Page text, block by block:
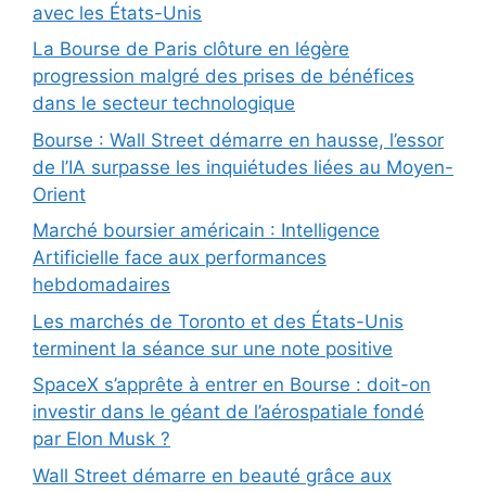
avec les États-Unis
La Bourse de Paris clôture en légère
progression malgré des prises de bénéfices
dans le secteur technologique
Bourse : Wall Street démarre en hausse, l’essor
de l’IA surpasse les inquiétudes liées au Moyen-
Orient
Marché boursier américain : Intelligence
Artificielle face aux performances
hebdomadaires
Les marchés de Toronto et des États-Unis
terminent la séance sur une note positive
SpaceX s’apprête à entrer en Bourse : doit-on
investir dans le géant de l’aérospatiale fondé
par Elon Musk ?
Wall Street démarre en beauté grâce aux